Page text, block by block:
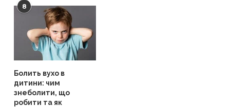
8
Болить вухо в
дитини: чим
знеболити, що
робити та як